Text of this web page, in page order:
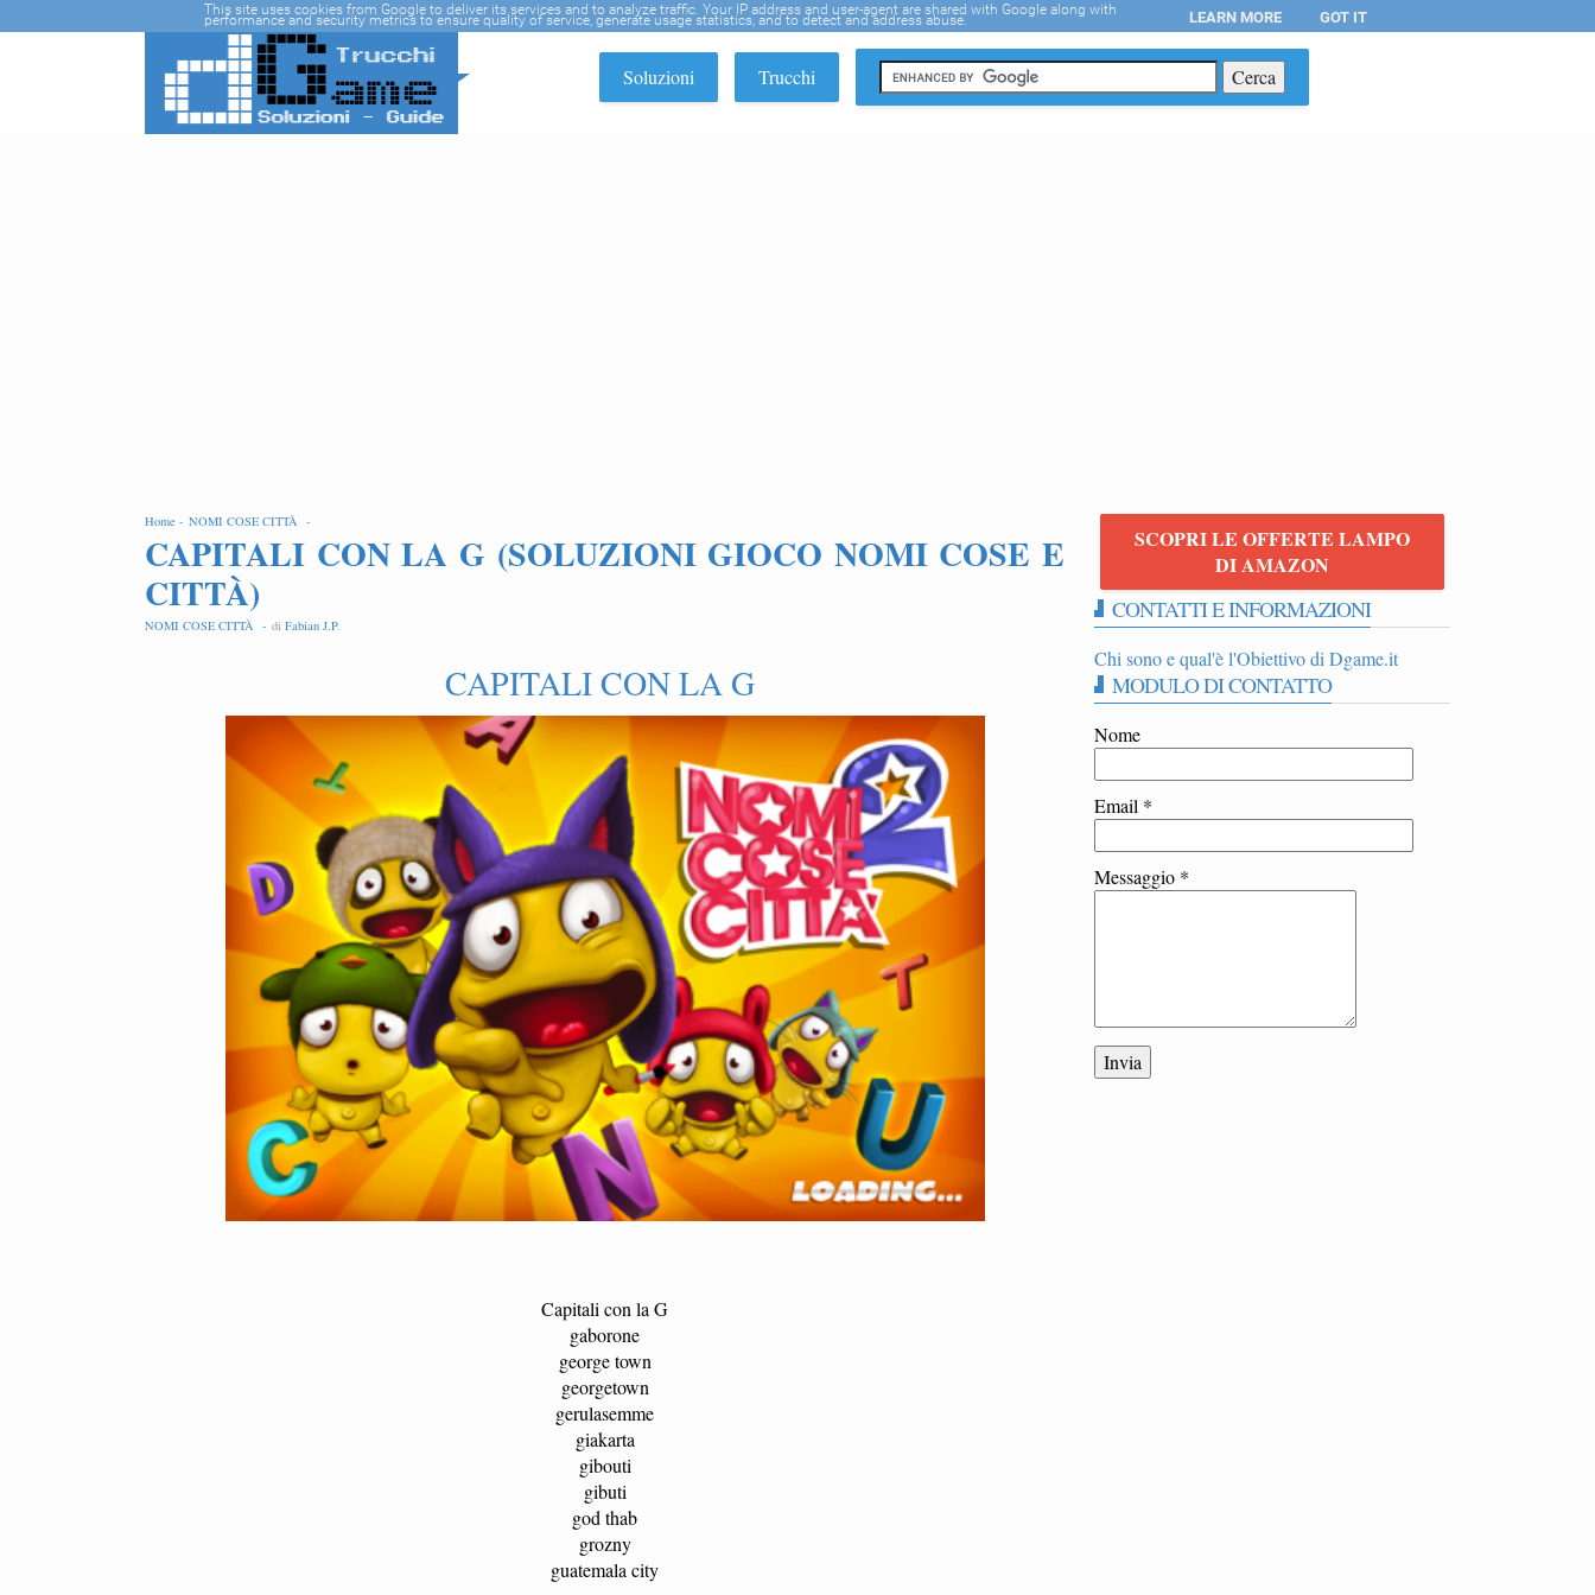
Soluzioni Trucchi
Home - NOMI COSE CITTÀ -
CAPITALI CON LA G (SOLUZIONI GIOCO NOMI COSE E
CITTÀ)
NOMI COSE CITTÀ - di Fabian J.P.
CAPITALI CON LA G
Capitali con la G
gaborone
george town
georgetown
gerulasemme
giakarta
gibouti
gibuti
god thab
grozny
guatemala city
SCOPRI LE OFFERTE LAMPO
DI AMAZON
CONTATTI E INFORMAZIONI
Chi sono e qual'è l'Obiettivo di Dgame.it
MODULO DI CONTATTO
Nome
Email *
Messaggio *
This site uses cookies from Google to deliver its services and to analyze traffic. Your IP address and user-agent are shared with Google along with
performance and security metrics to ensure quality of service, generate usage statistics, and to detect and address abuse. LEARN MORE GOT IT